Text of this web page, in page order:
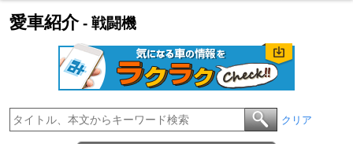
愛車紹介- 戦闘機
クリア